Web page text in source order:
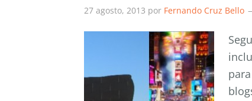
27 agosto, 2013 por Fernando Cruz Bello